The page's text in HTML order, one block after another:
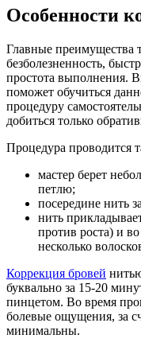
Особенности
Главные преимущества
безболезненность,
простота выполнения.
поможет обучиться
процедуру
добиться только
Процедура проводится
мастер берет
петлю;
посередине нить
нить
против роста) и
несколько
Коррекция бровей
буквально за 15-20
пинцетом. Во время
болевые ощущения, за
минимальны.